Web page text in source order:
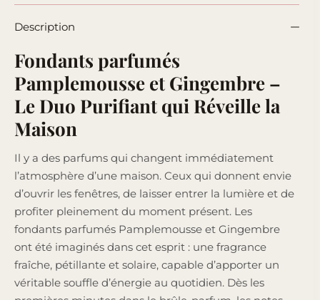
Description
Fondants parfumés
Pamplemousse et Gingembre –
Le Duo Purifiant qui Réveille la
Maison
Il y a des parfums qui changent immédiatement
l’atmosphère d’une maison. Ceux qui donnent envie
d’ouvrir les fenêtres, de laisser entrer la lumière et de
profiter pleinement du moment présent. Les
fondants parfumés Pamplemousse et Gingembre
ont été imaginés dans cet esprit : une fragrance
fraîche, pétillante et solaire, capable d’apporter un
véritable souffle d’énergie au quotidien. Dès les